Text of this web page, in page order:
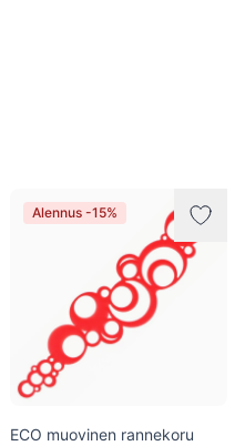
Alennus -15%
ECO muovinen rannekoru